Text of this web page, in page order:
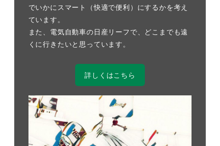
でいかにスマート（快適で便利）にするかを考え
ています。
また、電気自動車の日産リーフで、どこまでも遠
くに行きたいと思っています。
詳しくはこちら